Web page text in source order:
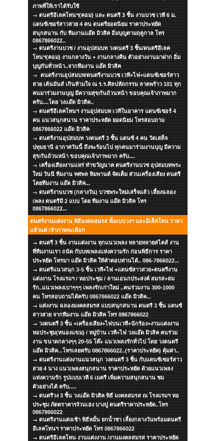
ภาพที่ให้เราได้รับใช้
ดนตรีอีเลคโทนฯ(คอม) และ ดนตรี 3 ชิ้น งานบวช เวที 6 ม.
แดนซ์เซอร์สาวสวย 4 คน ดนตรียอดนิยม ราคาประหยัด
สนุกสนาน กับ ทีมงานแอ๊ด มิวสิค อิ่มบุญตามฤดูกาล โทร
0867866022..
ดนตรีงานบวช / งานอุปสมบท วงดนตรี 3 ชิ้น/ดนตรีอีเลค
โทนฯ(คอม) งานกลางวัน + งานกลางคืน ตัวอย่างงานมาฝาก อิ่ม
บุญกันทั่วหน้า..จากทีมงาน แอ๊ด มิวสิค
ดนตรีงานอุปสมบท/ดนตรีงานบวช เวที+ไฟ+แดนซ์เซอร์สาว
สวย เต้นมันส์ เกินห้ามใจ ณ ร.ร.ศิลปหัถกรรม ลาดพร้าว 101 ทุก
คนมาร่วมงานบุญ มีความสุขกันถ้วนหน้า ขอบคุณเจ้าภาพมาก
ครับ....โดย วงแอ๊ด มิวสิค..
ดนตรีอีเลคโทนฯ งานอุปสมบท เวทีในอาคาร แดนซ์เซอร์ 4
คน แนวสนุกสนาน ราคาประหยัด ยอดนิยม โทรสอบถาม
0867866022 แอ๊ด มิวสิค
ดนตรีงานอุปสมบท วงดนตรี 3 ชิ้น แดนซ์ 4 คน วัดเสด็จ
ปทุมธานี อากาศวันนี้ ถึงจะร้อนไป ทุกคนมาร่วมงานบุญ มีความ
สุขกันถ้วนหน้า ขอบคุณเจ้าภาพมาก ครับ....
เครื่องเสียงงานแหร่ ทำขวัญนาค ดนตรีงานบวช อุปสมบทพระ
ใหม่ วันนี ทีมงาน ทศพล หิมพานต์ จัดเต็ม ส่วนเครื่องเสียง ดนตรี
โดยทีมงาน แอ๊ด มิวสิค...
ดนตรีงานบวช (กลางวัน) บวชพระใหม่เสร็จแล้ว เลี้ยงฉลอง
เพลง ดนตรีมี 2 แบบ โดย ทีมงาน แอ๊ด มิวสิค โทร
0867866022...
ดนตรีงานแต่งงาน พิธีมงคลสมรส ทั้งแบบวงฯ และอีเล็คโทน ราคา
แล้วแต่ เจ้าภาพจะเลือก
ดนตรี 3 ชิ้น งานแต่งงาน ทุกแนวเพลง หลายหลายสไตส์ งาน
ที่ทีมงานเรา ถนัด กับบทเพลงแห่งความรัก ก่อนพิธีการ ราคา
ประหยัด โทรมา แอ๊ด มิวสิค ให้คำตอบท่านได้.. 086-7866022...
ดนตรีแนวสนุก 3-5 ชิ้น เวที+ไฟ +แดนซ์สาวสวย+ดนตรีงาน
แต่งงาน โรงแรมฯ / หอประชุม / ลานเอนกประสงค์ สมรส+สม
รัก..แนวเพลงเบาๆๆๆ เพลงรักเก่าใหม่ ..คนร่วมงาน 300-1000
คน โทรสอบถามได้ครับ 0867866022 แอ๊ด มิวสิค...
แต่งงาน ฉลองมงคลสมรส แบบสนุกสนาน ดนตรี 3 ชิ้น แดนซ์
สาวสวย จากทีมงาน แอ๊ด มิวสิค โทร 0867866022
วงดนตรี 3 ชิ้น +เครื่องเสียง+ไฟบนเวที+นักร้อง+งานแต่งงาน
หอประชุม(หนองแขม) / หมู่บ้าน เวที+ไฟ วงแอ๊ด มิวสิค คนร่วม
งาน ขนาดกลางๆๆ 20-55 โต๊ะ แนวเพลงรักทั่วไป โดย วงดนตรี
แอ๊ด มิวสิค...โทรเลยครับ 0867866022..(ราคาประหยัด) คุ้มค่า..
ดนตรีงานแต่งงานแนวสนุก วงดนตรี 3 ชิ้น กับแดนซ์เซอร์สาว
สวย 4 นาง แนวเพลงสนุกสนาน ราคาประหยัด ด้วยแนวเพลง
แห่งความรัก รูปแบบเวที 6 เมตรี เพิ่มความสนุกสนาน ชม
ตัวอย่างได้ ครับ.....
ดนตรีวง 3 ชิ้น วงแอ๊ด มิวสิค พิธี มงคลสมรส ณ โรงแรมฯ หอ
ประชุม ภัตตราคารง้วนเฮง บางปู ดนตรีราคาประหยัด..โทร
0867866022
ดนตรีงานแต่งเช้า พิธีหมั้น ยกน้ำชา เลี้ยงกลางวันพร้อมดนตรี
อีเลคโทนฯ ราคาประหยัด โทร 0867866022
ดนตรีอีเลคโทน งานแต่งงาน /งานมงคลสมรส ราคาประหยัด